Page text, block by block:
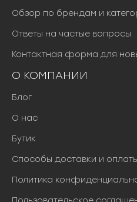
Обзор по брендам и
Ответы на частые вопросы
Контактная форма для
О КОМПАНИИ
Блог
О нас
Бутик
Способы доставки и
Политика